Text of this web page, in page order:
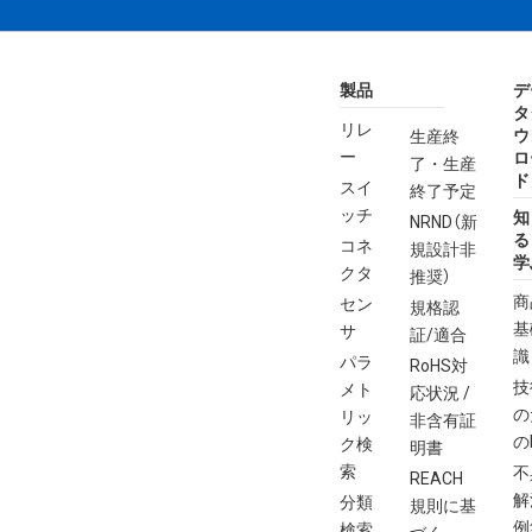
製品
リレ
ー
スイ
ッチ
コネ
クタ
セン
サ
パラ
メト
リッ
ク検
索
分類
生産終
了・生産
終了予定
NRND（新
規設計非
推奨）
規格認
証/適合
RoHS対
応状況 /
非含有証
明書
REACH
規則に基
ド
知
識
の